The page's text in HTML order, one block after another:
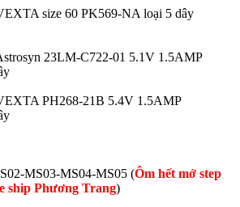
size 60 PK569-NA loại 5 dây
23LM-C722-01 5.1V 1.5AMP
PH268-21B 5.4V 1.5AMP
MS03-MS04-MS05 (Ôm hết mớ step
ship Phương Trang)